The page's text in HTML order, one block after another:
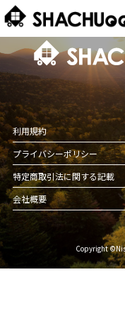
北海道キ
利用規約
プライバシーポリシー
特定商取引法に関する記載
会社概要
Copyright